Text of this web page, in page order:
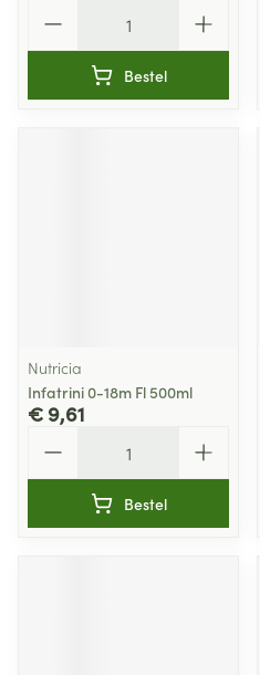
Bestel
Nutricia
Infatrini 0-18m Fl 500ml
€ 9,61
Bestel